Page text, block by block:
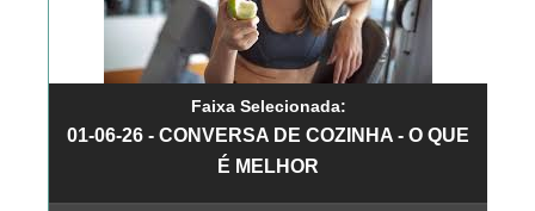
Faixa Selecionada:
01-06-26 - CONVERSA DE COZINHA - O QUE
É MELHOR